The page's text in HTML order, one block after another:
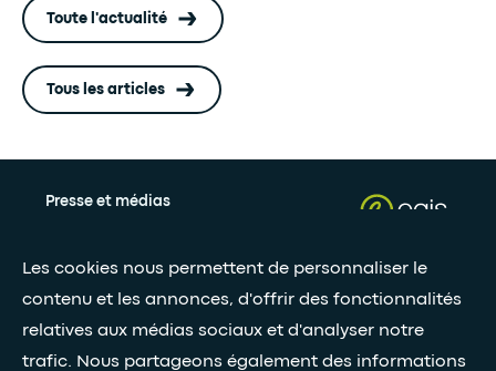
Les cookies nous permettent de personnaliser le
contenu et les annonces, d'offrir des fonctionnalités
relatives aux médias sociaux et d'analyser notre
trafic. Nous partageons également des informations
Toute l'actualité
Tous les articles
Presse et médias
Restez connectés grâce à notre newsletter